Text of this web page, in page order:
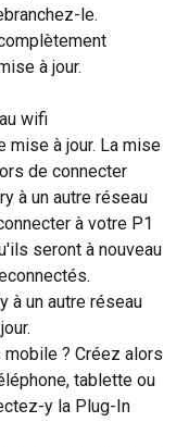
le.
à jour.
wifi
mise à jour. La mise
de connecter
à un autre réseau
à votre P1
seront à nouveau
à un autre réseau
? Créez alors
tablette ou
y la Plug-In